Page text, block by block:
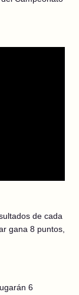
de cada
gana 8 puntos,
6